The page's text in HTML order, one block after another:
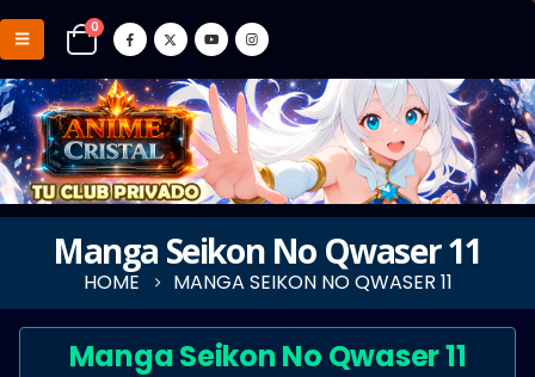
0
Manga Seikon No Qwaser 11
HOME MANGA SEIKON NO QWASER 11
Manga Seikon No Qwaser 11